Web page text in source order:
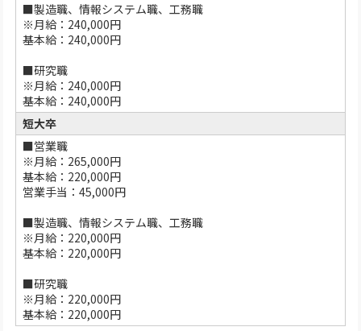
■製造職、情報システム職、工務職
※月給：240,000円
基本給：240,000円
■研究職
※月給：240,000円
基本給：240,000円
短大卒
■営業職
※月給：265,000円
基本給：220,000円
営業手当：45,000円
■製造職、情報システム職、工務職
※月給：220,000円
基本給：220,000円
■研究職
※月給：220,000円
基本給：220,000円